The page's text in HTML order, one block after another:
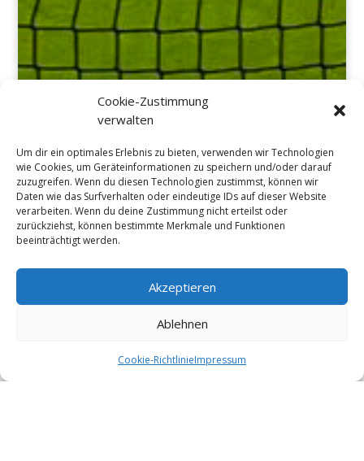
Cookie-Zustimmung
verwalten
Um dir ein optimales Erlebnis zu bieten, verwenden wir Technologien
wie Cookies, um Geräteinformationen zu speichern und/oder darauf
zuzugreifen. Wenn du diesen Technologien zustimmst, können wir
Daten wie das Surfverhalten oder eindeutige IDs auf dieser Website
verarbeiten. Wenn du deine Zustimmung nicht erteilst oder
zurückziehst, können bestimmte Merkmale und Funktionen
beeinträchtigt werden.
Akzeptieren
Ablehnen
Cookie-RichtlinieImpressum